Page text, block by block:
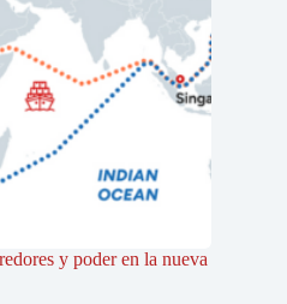
y poder en la nueva